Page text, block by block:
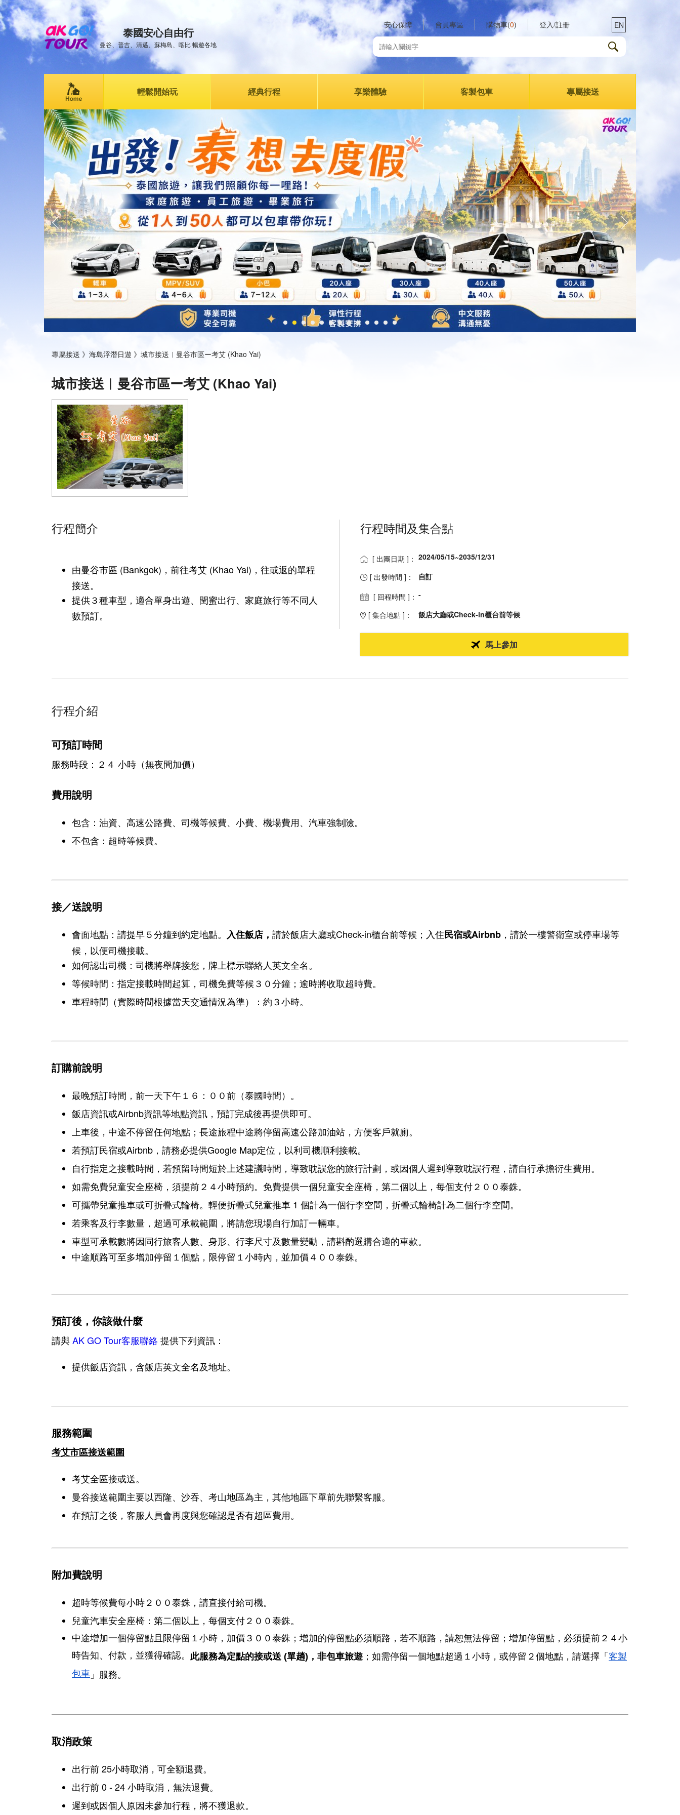
泰國安心自由行
曼谷、普吉、清邁、蘇梅島、喀比 暢遊各地
安心保障 會員專區 購物車(0) 登入/註冊 EN
輕鬆開始玩 經典行程 享樂體驗 客製包車 專屬接送
專屬接送 》 海島浮潛日遊 》 城市接送︱曼谷市區ー考艾 (Khao Yai)
城市接送︱曼谷市區ー考艾 (Khao Yai)
行程簡介
由曼谷市區 (Bankgok)，前往考艾 (Khao Yai)，往或返的單程
接送。
提供３種車型，適合單身出遊、閏蜜出行、家庭旅行等不同人
數預訂。
行程時間及集合點
[ 出團日期 ]： 2024/05/15~2035/12/31
[ 出發時間 ]：
自訂
[ 回程時間 ]： -
[ 集合地點 ]：
飯店大廳或Check-in櫃台前等候
馬上參加
行程介紹
可預訂時間
服務時段：２４ 小時（無夜間加價）
費用說明
包含：油資、高速公路費、司機等候費、小費、機場費用、汽車強制險。
不包含：超時等候費。
接／送說明
會面地點：請提早５分鐘到約定地點。 入住飯店， 請於飯店大廳或Check-in櫃台前等候；入住民宿或Airbnb ，請於一樓警衛室或停車場等
候，以便司機接載。
如何認出司機：司機將舉牌接您，牌上標示聯絡人英文全名。
等候時間：指定接載時間起算，司機免費等候３０分鐘；逾時將收取超時費。
車程時間（實際時間根據當天交通情況為準）：約３小時。
訂購前說明
最晚預訂時間，前一天下午１６：００前（泰國時間）。
飯店資訊或Airbnb資訊等地點資訊，預訂完成後再提供即可。
上車後，中途不停留任何地點；長途旅程中途將停留高速公路加油站，方便客戶就廁。
若預訂民宿或Airbnb，請務必提供Google Map定位，以利司機順利接載。
自行指定之接載時間，若預留時間短於上述建議時間，導致耽誤您的旅行計劃，或因個人遲到導致耽誤行程，請自行承擔衍生費用。
如需免費兒童安全座椅，須提前２４小時預約。免費提供一個兒童安全座椅，第二個以上，每個支付２００泰銖。
可攜帶兒童推車或可折疊式輪椅。輕便折疊式兒童推車 1 個計為一個行李空間，折疊式輪椅計為二個行李空間。
若乘客及行李數量，超過可承載範圍，將請您現場自行加訂一輛車。
車型可承載數將因同行旅客人數、身形、行李尺寸及數量變動，請斟酌選購合適的車款。
中途順路可至多增加停留１個點，限停留１小時內，並加價４００泰銖。
預訂後，你該做什麼
請與AK GO Tour客服聯絡 提供下列資訊：
提供飯店資訊，含飯店英文全名及地址。
服務範圍
考艾市區接送範圍
考艾全區接或送。
曼谷接送範圍主要以西隆、沙吞、考山地區為主，其他地區下單前先聯繫客服。
在預訂之後，客服人員會再度與您確認是否有超區費用。
附加費說明
超時等候費每小時２００泰銖，請直接付給司機。
兒童汽車安全座椅：第二個以上，每個支付２００泰銖。
中途增加一個停留點且限停留１小時，加價３００泰銖；增加的停留點必須順路，若不順路，請恕無法停留；增加停留點，必須提前２４小
時告知、付款，並獲得確認。 此服務為定點的接或送 (單趟)，非包車旅遊；如需停留一個地點超過１小時，或停留２個地點，請選擇「 客製
包車 」服務。
取消政策
出行前 25小時取消，可全額退費。
出行前 0 - 24 小時取消，無法退費。
遲到或因個人原因未參加行程，將不獲退款。